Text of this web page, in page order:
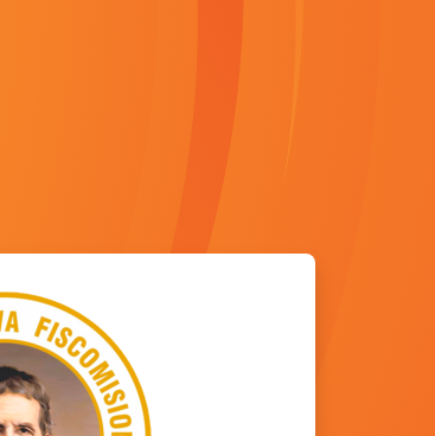
Entrar a Aula Virtual - UEF